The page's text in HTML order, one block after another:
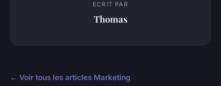
ECRIT PAR
Thomas
← Voir tous les articles Marketing